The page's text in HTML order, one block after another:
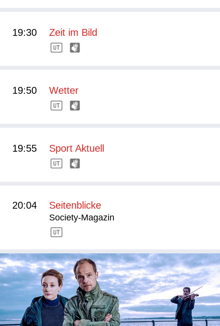
19:30 Zeit im Bild
19:50 Wetter
19:55 Sport Aktuell
20:04 Seitenblicke
Society-Magazin